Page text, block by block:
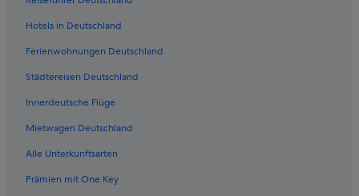
Hotels in Deutschland
Ferienwohnungen Deutschland
Städtereisen Deutschland
Innerdeutsche Flüge
Mietwagen Deutschland
Alle Unterkunftsarten
Prämien mit One Key